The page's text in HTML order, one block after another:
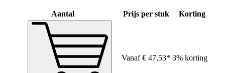
Aantal Prijs per stuk Korting
Vanaf€ 47,53* 3% korting